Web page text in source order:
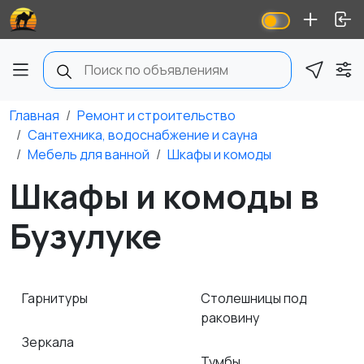
Главная
Ремонт и строительство
Сантехника, водоснабжение и сауна
Мебель для ванной
Шкафы и комоды
Шкафы и комоды в
Бузулуке
Гарнитуры
Зеркала
Столешницы под
раковину